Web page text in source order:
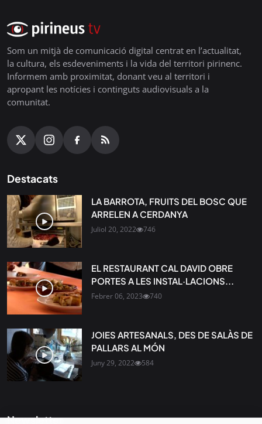
Som un mitjà de comunicació digital centrat en l’actualitat,
la cultura, els esdeveniments i la vida del territori pirinenc.
Informem amb proximitat, donant veu al territori i
apropant les notícies i continguts audiovisuals a la
comunitat.
Destacats
LA BARROTA, FRUITS DEL BOSC QUE
ARRELEN A CERDANYA
Juliol 20, 2022 746
EL RESTAURANT CAL DAVID OBRE
PORTES A LES INSTAL·LACIONS...
Febrer 06, 2023 740
JOIES ARTESANALS, DES DE SALÀS DE
PALLARS AL MÓN
Juny 29, 2022 584
Newsletter